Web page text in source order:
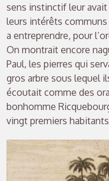
sens instinctif leur
leurs intérêts
a entreprendre, pour
On montrait encore
Paul, les pierres qui
gros arbre sous lequel
écoutait comme des
bonhomme
vingt premiers